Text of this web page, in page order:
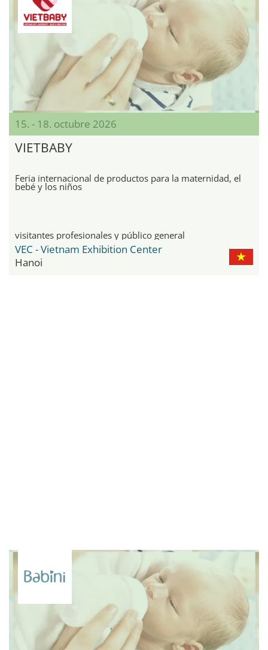
15. - 18. octubre 2026
VIETBABY
Feria internacional de productos para la maternidad, el
bebé y los niños
visitantes profesionales y público general
VEC - Vietnam Exhibition Center
Hanoi